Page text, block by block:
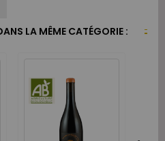
LA MÊME CATÉGORIE :